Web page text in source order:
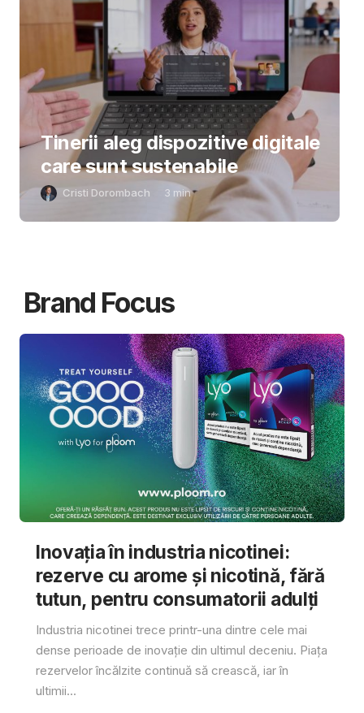
Tinerii aleg dispozitive digitale
care sunt sustenabile
Cristi Dorombach 3 min
Brand Focus
Inovația în industria nicotinei:
rezerve cu arome și nicotină, fără
tutun, pentru consumatorii adulți
Industria nicotinei trece printr-una dintre cele mai
dense perioade de inovație din ultimul deceniu. Piața
rezervelor încălzite continuă să crească, iar în
ultimii...